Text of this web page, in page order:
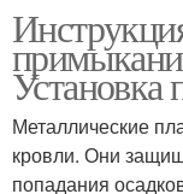
Установка
Металлические
кровли. Они
попадания